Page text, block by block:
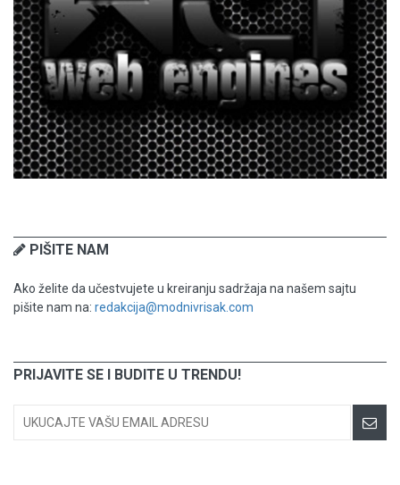
PIŠITE NAM
Ako želite da učestvujete u kreiranju sadržaja na našem sajtu
pišite nam na: redakcija@modnivrisak.com
PRIJAVITE SE I BUDITE U TRENDU!